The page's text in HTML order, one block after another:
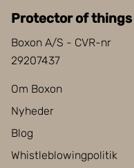
Protector of things
Boxon A/S - CVR-nr
29207437
Om Boxon
Nyheder
Blog
Whistleblowingpolitik